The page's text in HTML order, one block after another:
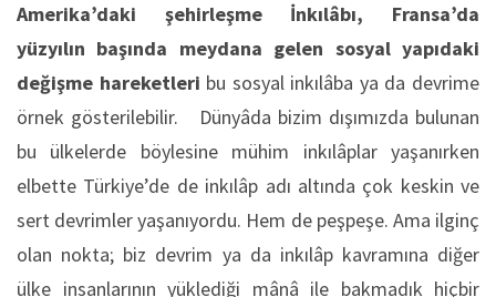
Amerika’daki şehirleşme İnkılâbı, Fransa’da
yüzyılın başında meydana gelen sosyal yapıdaki
değişme hareketleri bu sosyal inkılâba ya da devrime
örnek gösterilebilir. Dünyâda bizim dışımızda bulunan
bu ülkelerde böylesine mühim inkılâplar yaşanırken
elbette Türkiye’de de inkılâp adı altında çok keskin ve
sert devrimler yaşanıyordu. Hem de peşpeşe. Ama ilginç
olan nokta; biz devrim ya da inkılâp kavramına diğer
ülke insanlarının yüklediği mânâ ile bakmadık hiçbir